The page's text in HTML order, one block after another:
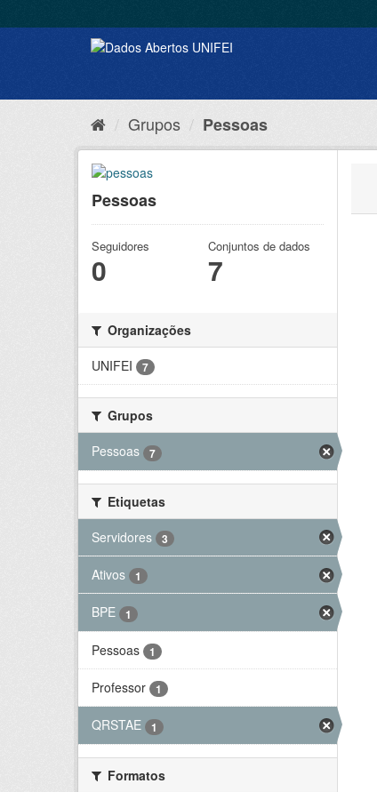
Grupos Pessoas
Pessoas
Seguidores
0
Conjuntos de dados
7
Organizações
UNIFEI
7
Grupos
Pessoas
7
Etiquetas
Servidores
3
Ativos 1
BPE 1
Pessoas 1
Professor 1
QRSTAE 1
Formatos